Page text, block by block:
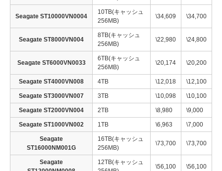
Seagate ST10000VN0004
10TB(キャッシュ
256MB)
\34,609 \34,700
Seagate ST8000VN004
8TB(キャッシュ
256MB)
\22,980 \24,800
Seagate ST6000VN0033
6TB(キャッシュ
256MB)
\20,174 \20,200
Seagate ST4000VN008 4TB \12,018 \12,100
Seagate ST3000VN007 3TB \10,098 \10,100
Seagate ST2000VN004 2TB \8,980 \9,000
Seagate ST1000VN002 1TB \6,963 \7,000
Seagate
ST16000NM001G
16TB(キャッシュ
256MB)
\73,700 \73,700
Seagate
12TB(キャッシュ
\56,100 \56,100